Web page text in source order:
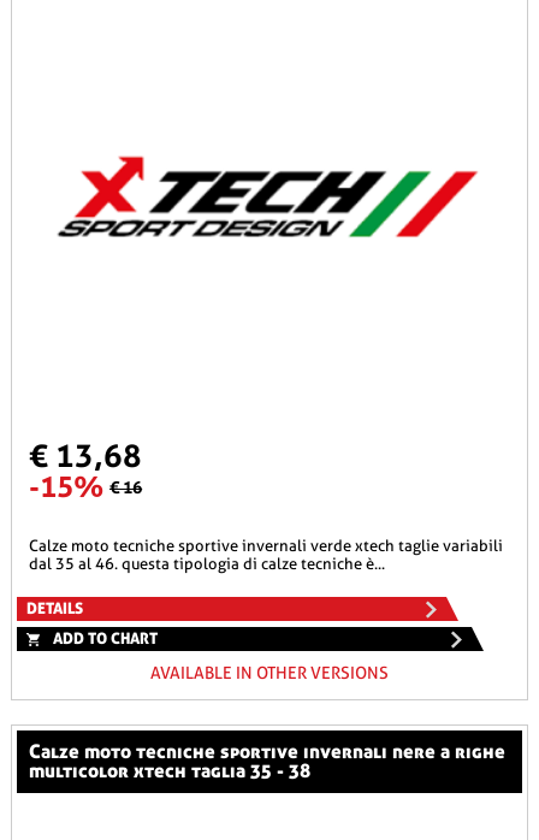
€ 13,68
-15% € 16
calze moto tecniche sportive invernali verde xtech taglie variabili
dal 35 al 46. questa tipologia di calze tecniche è...
DETAILS
ADD TO CHART
AVAILABLE IN OTHER VERSIONS
calze moto tecniche sportive invernali nere a righe
multicolor xtech taglia 35 - 38